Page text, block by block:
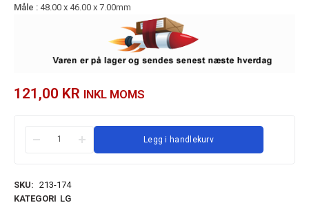
Måle : 48.00 x 46.00 x 7.00mm
121,00 KR INKL MOMS
Legg i handlekurv
SKU: 213-174
KATEGORI LG